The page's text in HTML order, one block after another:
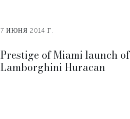
7 ИЮНЯ 2014 Г.
Prestige of Miami launch of
Lamborghini Huracan